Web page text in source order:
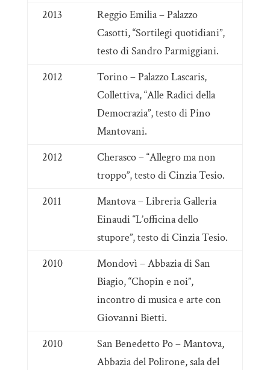
2013
Reggio Emilia – Palazzo
Casotti, “Sortilegi quotidiani”,
testo di Sandro Parmiggiani.
2012
Torino – Palazzo Lascaris,
Collettiva, “Alle Radici della
Democrazia”, testo di Pino
Mantovani.
2012
Cherasco – “Allegro ma non
troppo”, testo di Cinzia Tesio.
2011
Mantova – Libreria Galleria
Einaudi “L’officina dello
stupore”, testo di Cinzia Tesio.
2010
Mondovì – Abbazia di San
Biagio, “Chopin e noi”,
incontro di musica e arte con
Giovanni Bietti.
2010
San Benedetto Po – Mantova,
Abbazia del Polirone, sala del